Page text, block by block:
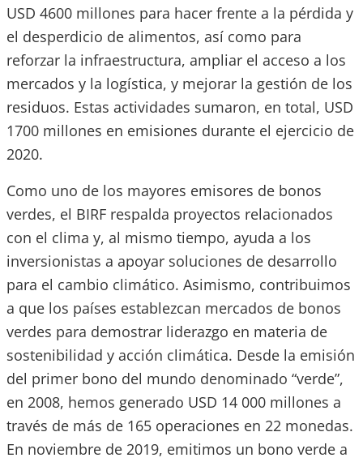
USD 4600 millones para hacer frente a la pérdida y
el desperdicio de alimentos, así como para
reforzar la infraestructura, ampliar el acceso a los
mercados y la logística, y mejorar la gestión de los
residuos. Estas actividades sumaron, en total, USD
1700 millones en emisiones durante el ejercicio de
2020.
Como uno de los mayores emisores de bonos
verdes, el BIRF respalda proyectos relacionados
con el clima y, al mismo tiempo, ayuda a los
inversionistas a apoyar soluciones de desarrollo
para el cambio climático. Asimismo, contribuimos
a que los países establezcan mercados de bonos
verdes para demostrar liderazgo en materia de
sostenibilidad y acción climática. Desde la emisión
del primer bono del mundo denominado “verde”,
en 2008, hemos generado USD 14 000 millones a
través de más de 165 operaciones en 22 monedas.
En noviembre de 2019, emitimos un bono verde a